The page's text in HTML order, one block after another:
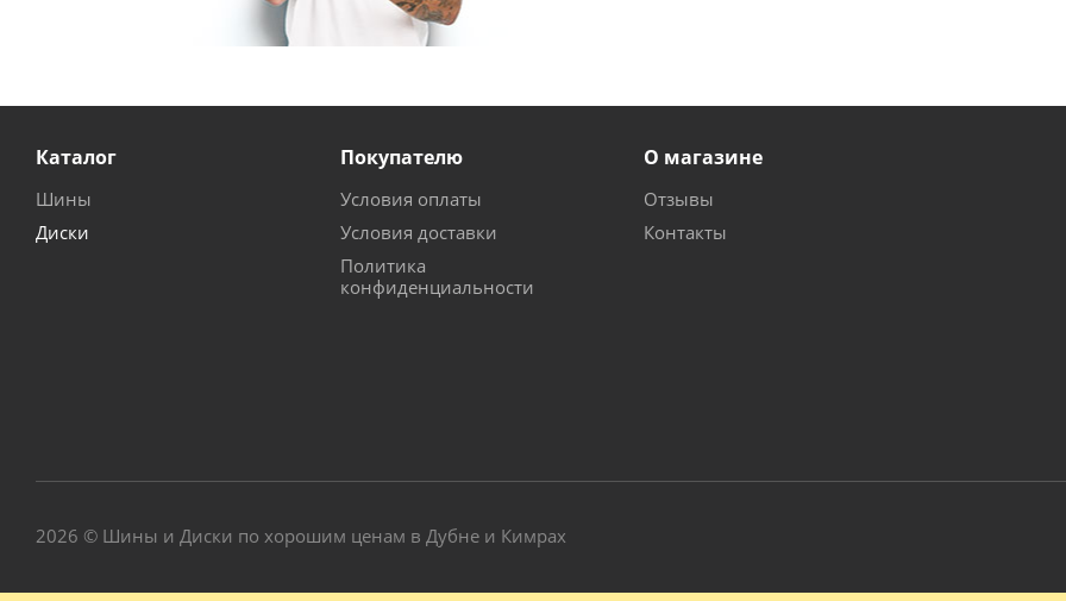
Каталог
Шины
Диски
Покупателю
Условия оплаты
Условия доставки
Политика
конфиденциальности
О магазине
Отзывы
Контакты
2026 © Шины и Диски по хорошим ценам в Дубне и Кимрах